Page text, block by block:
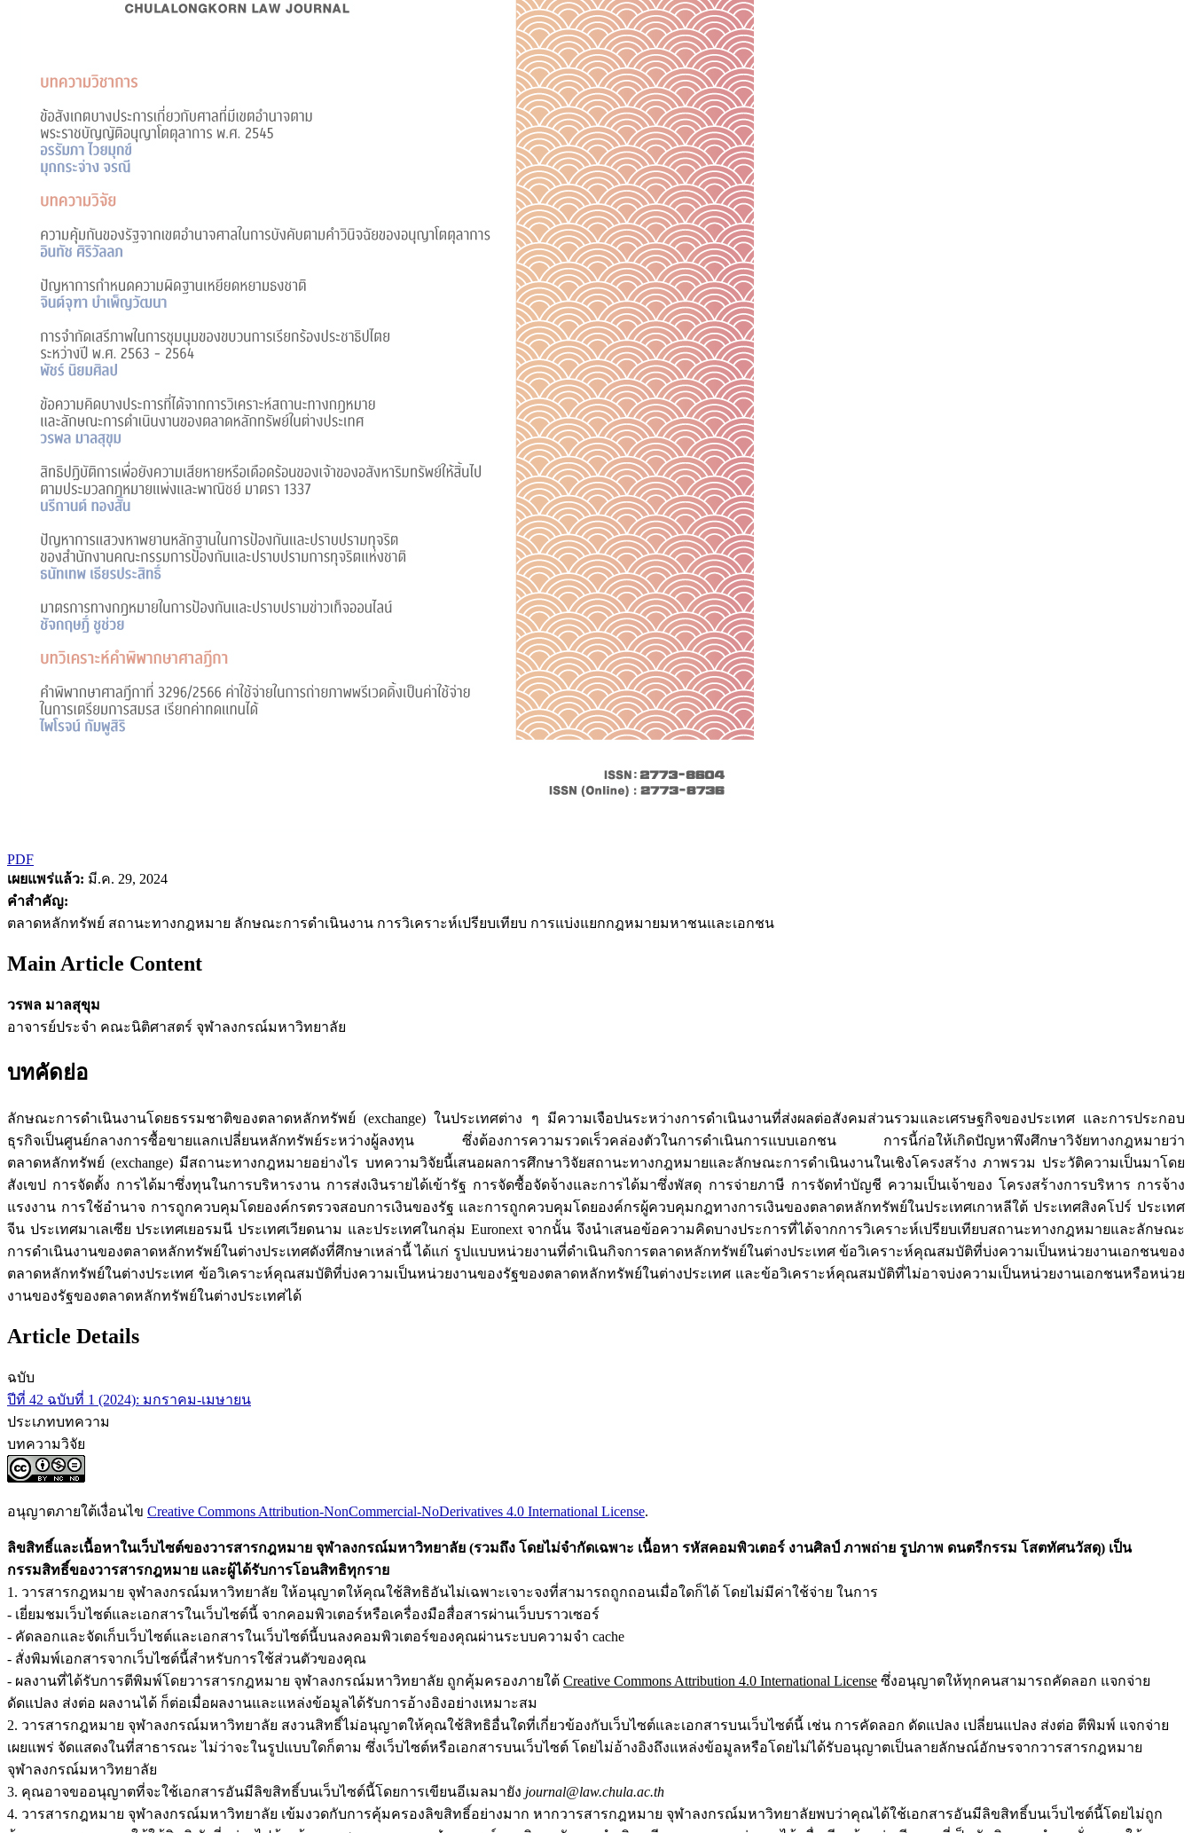
PDF
เผยแพร่แล้ว: มี.ค. 29, 2024
คำสำคัญ:
ตลาดหลักทรัพย์ สถานะทางกฎหมาย ลักษณะการดำเนินงาน การวิเคราะห์เปรียบเทียบ การแบ่งแยกกฎหมายมหาชนและเอกชน
Main Article Content
วรพล มาลสุขุม
อาจารย์ประจำ คณะนิติศาสตร์ จุฬาลงกรณ์มหาวิทยาลัย
บทคัดย่อ
ลักษณะการดำเนินงานโดยธรรมชาติของตลาดหลักทรัพย์ (exchange) ในประเทศต่าง ๆ มีความเจือปนระหว่างการดำเนินงานที่ส่งผลต่อสังคมส่วนรวมและเศรษฐกิจของประเทศ และการประกอบ
ธุรกิจเป็นศูนย์กลางการซื้อขายแลกเปลี่ยนหลักทรัพย์ระหว่างผู้ลงทุน ซึ่งต้องการความรวดเร็วคล่องตัวในการดำเนินการแบบเอกชน การนี้ก่อให้เกิดปัญหาพึงศึกษาวิจัยทางกฎหมายว่า
ตลาดหลักทรัพย์ (exchange) มีสถานะทางกฎหมายอย่างไร บทความวิจัยนี้เสนอผลการศึกษาวิจัยสถานะทางกฎหมายและลักษณะการดำเนินงานในเชิงโครงสร้าง ภาพรวม ประวัติความเป็นมาโดย
สังเขป การจัดตั้ง การได้มาซึ่งทุนในการบริหารงาน การส่งเงินรายได้เข้ารัฐ การจัดซื้อจัดจ้างและการได้มาซึ่งพัสดุ การจ่ายภาษี การจัดทำบัญชี ความเป็นเจ้าของ โครงสร้างการบริหาร การจ้าง
แรงงาน การใช้อำนาจ การถูกควบคุมโดยองค์กรตรวจสอบการเงินของรัฐ และการถูกควบคุมโดยองค์กรผู้ควบคุมกฎทางการเงินของตลาดหลักทรัพย์ในประเทศเกาหลีใต้ ประเทศสิงคโปร์ ประเทศ
จีน ประเทศมาเลเซีย ประเทศเยอรมนี ประเทศเวียดนาม และประเทศในกลุ่ม Euronext จากนั้น จึงนำเสนอข้อความคิดบางประการที่ได้จากการวิเคราะห์เปรียบเทียบสถานะทางกฎหมายและลักษณะ
การดำเนินงานของตลาดหลักทรัพย์ในต่างประเทศดังที่ศึกษาเหล่านี้ ได้แก่ รูปแบบหน่วยงานที่ดำเนินกิจการตลาดหลักทรัพย์ในต่างประเทศ ข้อวิเคราะห์คุณสมบัติที่บ่งความเป็นหน่วยงานเอกชนของ
ตลาดหลักทรัพย์ในต่างประเทศ ข้อวิเคราะห์คุณสมบัติที่บ่งความเป็นหน่วยงานของรัฐของตลาดหลักทรัพย์ในต่างประเทศ และข้อวิเคราะห์คุณสมบัติที่ไม่อาจบ่งความเป็นหน่วยงานเอกชนหรือหน่วย
งานของรัฐของตลาดหลักทรัพย์ในต่างประเทศได้
Article Details
ฉบับ
ปีที่ 42 ฉบับที่ 1 (2024): มกราคม-เมษายน
ประเภทบทความ
บทความวิจัย
อนุญาตภายใต้เงื่อนไข Creative Commons Attribution-NonCommercial-NoDerivatives 4.0 International License.
ลิขสิทธิ์และเนื้อหาในเว็บไซต์ของวารสารกฎหมาย จุฬาลงกรณ์มหาวิทยาลัย (รวมถึง โดยไม่จำกัดเฉพาะ เนื้อหา รหัสคอมพิวเตอร์ งานศิลป์ ภาพถ่าย รูปภาพ ดนตรีกรรม โสตทัศนวัสดุ) เป็น
กรรมสิทธิ์ของวารสารกฎหมาย และผู้ได้รับการโอนสิทธิทุกราย
1. วารสารกฎหมาย จุฬาลงกรณ์มหาวิทยาลัย ให้อนุญาตให้คุณใช้สิทธิอันไม่เฉพาะเจาะจงที่สามารถถูกถอนเมื่อใดก็ได้ โดยไม่มีค่าใช้จ่าย ในการ
- เยี่ยมชมเว็บไซต์และเอกสารในเว็บไซต์นี้ จากคอมพิวเตอร์หรือเครื่องมือสื่อสารผ่านเว็บบราวเซอร์
- คัดลอกและจัดเก็บเว็บไซต์และเอกสารในเว็บไซต์นี้บนลงคอมพิวเตอร์ของคุณผ่านระบบความจำ cache
- สั่งพิมพ์เอกสารจากเว็บไซต์นี้สำหรับการใช้ส่วนตัวของคุณ
- ผลงานที่ได้รับการตีพิมพ์โดยวารสารกฎหมาย จุฬาลงกรณ์มหาวิทยาลัย ถูกคุ้มครองภายใต้ Creative Commons Attribution 4.0 International License ซึ่งอนุญาตให้ทุกคนสามารถคัดลอก แจกจ่าย
ดัดแปลง ส่งต่อ ผลงานได้ ก็ต่อเมื่อผลงานและแหล่งข้อมูลได้รับการอ้างอิงอย่างเหมาะสม
2. วารสารกฎหมาย จุฬาลงกรณ์มหาวิทยาลัย สงวนสิทธิ์ไม่อนุญาตให้คุณใช้สิทธิอื่นใดที่เกี่ยวข้องกับเว็บไซต์และเอกสารบนเว็บไซต์นี้ เช่น การคัดลอก ดัดแปลง เปลี่ยนแปลง ส่งต่อ ตีพิมพ์ แจกจ่าย
เผยแพร่ จัดแสดงในที่สาธารณะ ไม่ว่าจะในรูปแบบใดก็ตาม ซึ่งเว็บไซต์หรือเอกสารบนเว็บไซต์ โดยไม่อ้างอิงถึงแหล่งข้อมูลหรือโดยไม่ได้รับอนุญาตเป็นลายลักษณ์อักษรจากวารสารกฎหมาย
จุฬาลงกรณ์มหาวิทยาลัย
3. คุณอาจขออนุญาตที่จะใช้เอกสารอันมีลิขสิทธิ์บนเว็บไซต์นี้โดยการเขียนอีเมลมายัง journal@law.chula.ac.th
4. วารสารกฎหมาย จุฬาลงกรณ์มหาวิทยาลัย เข้มงวดกับการคุ้มครองลิขสิทธิ์อย่างมาก หากวารสารกฎหมาย จุฬาลงกรณ์มหาวิทยาลัยพบว่าคุณได้ใช้เอกสารอันมีลิขสิทธิ์บนเว็บไซต์นี้โดยไม่ถูก